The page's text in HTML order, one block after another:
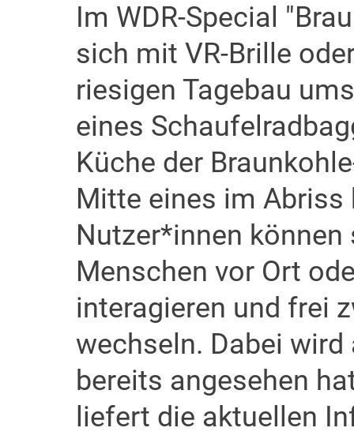
Im WDR-Special
sich mit VR-Brille
riesigen Tagebau
eines
Küche der
Mitte eines im
Nutzer*innen
Menschen vor Ort
interagieren und frei
wechseln. Dabei
bereits angesehen
liefert die aktuellen